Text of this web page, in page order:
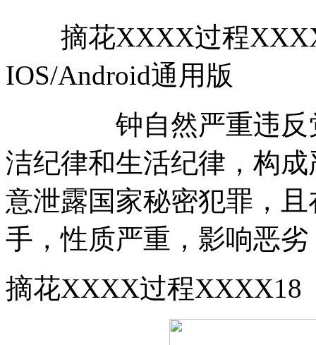
摘花XXXX过程
IOS/Android通用版
钟自然严重违反党
洁纪律和生活纪律，构
意泄露国家秘密犯罪，
手，性质严重，影响恶
摘花XXXX过程